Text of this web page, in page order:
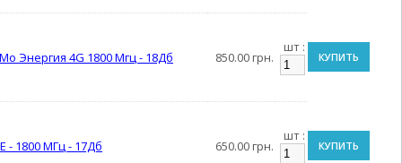
Энергия 4G 1800 Мгц - 18Дб 850.00 грн.
шт :
КУПИТЬ
- 1800 МГц - 17Дб 650.00 грн.
шт :
КУПИТЬ